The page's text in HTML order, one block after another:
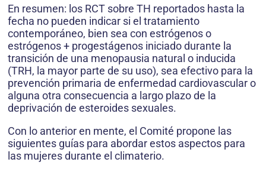
En resumen: los RCT sobre TH reportados hasta la
fecha no pueden indicar si el tratamiento
contemporáneo, bien sea con estrógenos o
estrógenos + progestágenos iniciado durante la
transición de una menopausia natural o inducida
(TRH, la mayor parte de su uso), sea efectivo para la
prevención primaria de enfermedad cardiovascular o
alguna otra consecuencia a largo plazo de la
deprivación de esteroides sexuales.
Con lo anterior en mente, el Comité propone las
siguientes guías para abordar estos aspectos para
las mujeres durante el climaterio.